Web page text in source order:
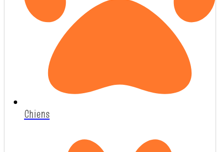
Chiens